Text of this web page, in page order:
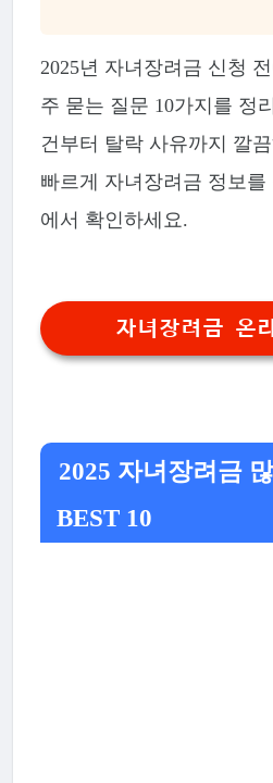
2025년 자녀장려금 신청
주 묻는 질문 10가지를 정
건부터 탈락 사유까지 깔
빠르게 자녀장려금 정보
에서 확인하세요.
자녀장려금 온
2025 자녀장려금
BEST 10